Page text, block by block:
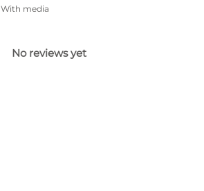
With media
No reviews yet